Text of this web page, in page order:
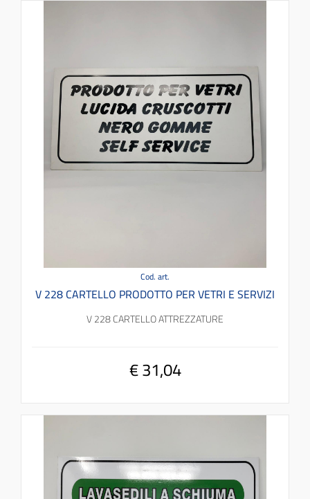
Cod. art.
V 228 CARTELLO PRODOTTO PER VETRI E SERVIZI
V 228 CARTELLO ATTREZZATURE
€ 31,04